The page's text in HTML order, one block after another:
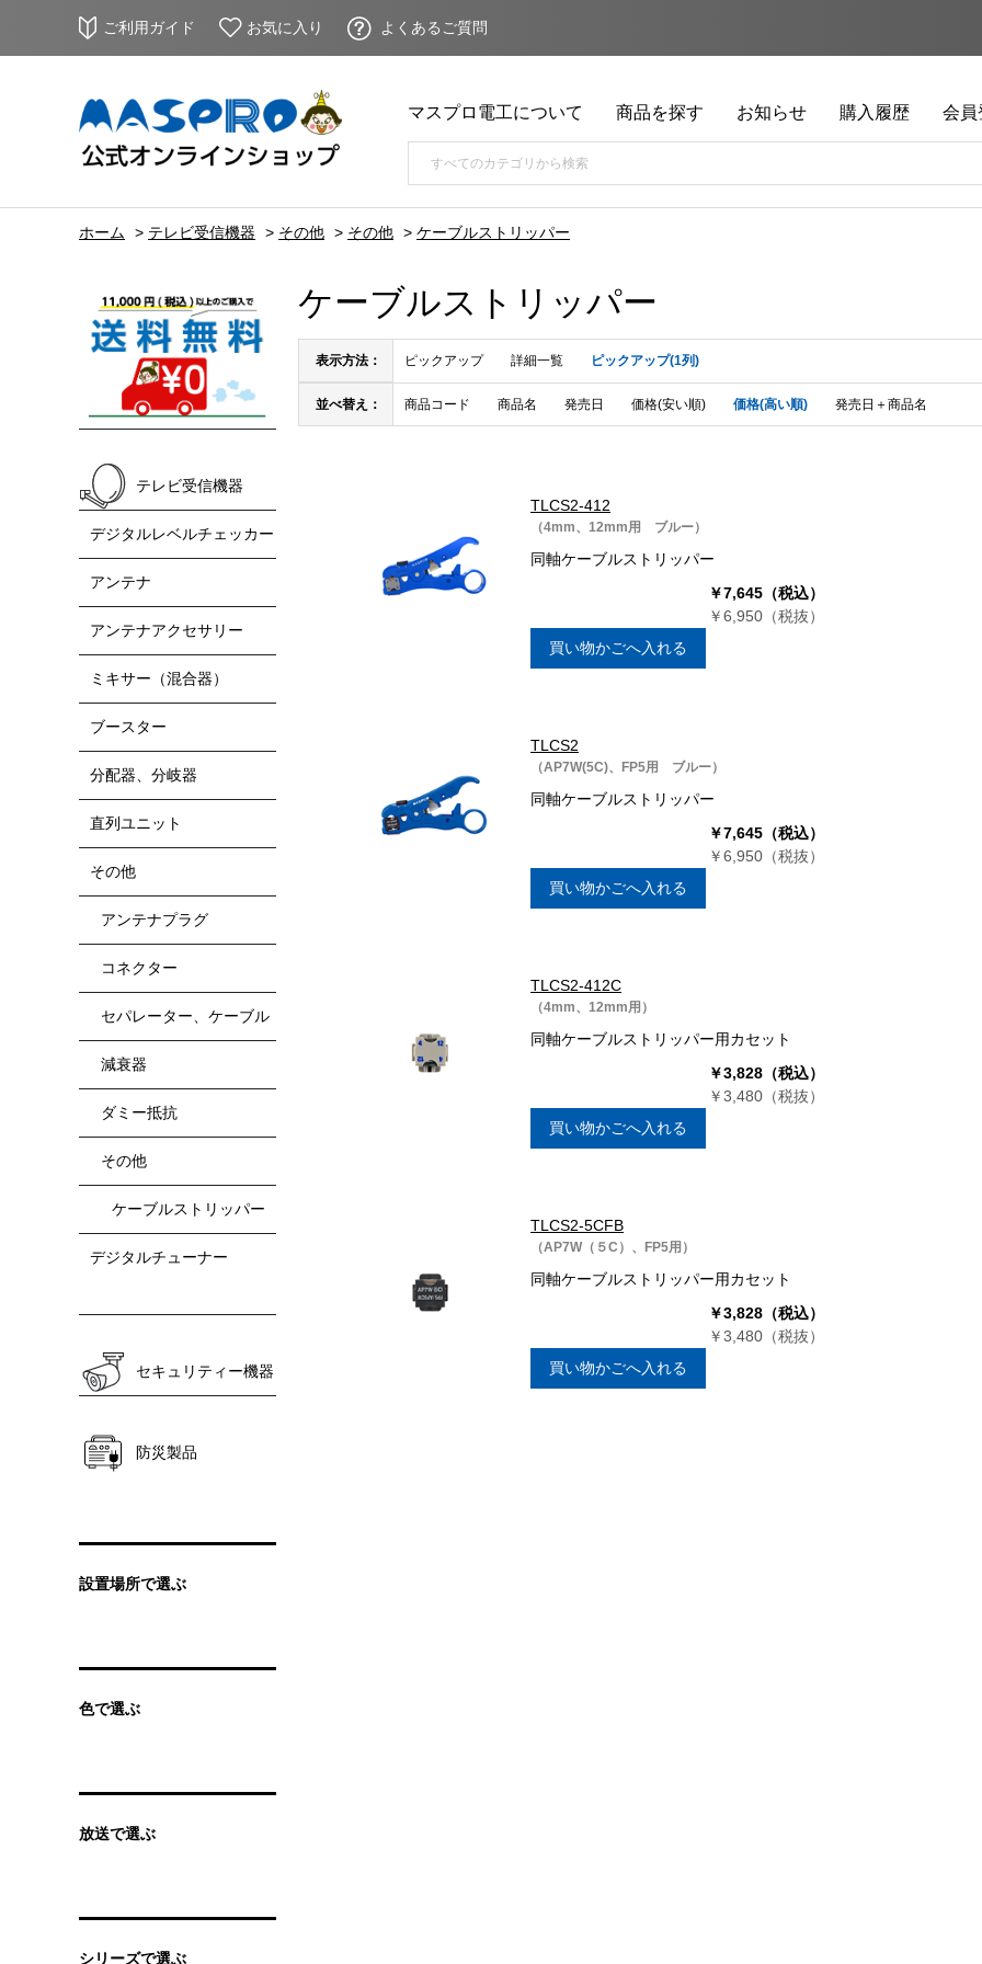
ご利用ガイド お気に入り よくあるご質問
マスプロ電工について 商品を探す お知らせ 購入履歴 会員
ホーム > テレビ受信機器 > その他 > その他 > ケーブルストリッパー
テレビ受信機器
デジタルレベルチェッカー
アンテナ
アンテナアクセサリー
ミキサー（混合器）
ブースター
分配器、分岐器
直列ユニット
その他
アンテナプラグ
コネクター
セパレーター、ケーブル
減衰器
ダミー抵抗
その他
ケーブルストリッパー
デジタルチューナー
セキュリティー機器
防災製品
設置場所で選ぶ
色で選ぶ
放送で選ぶ
シリーズで選ぶ
ケーブルストリッパー
表示方法： ピックアップ 詳細一覧 ピックアップ(1列)
並べ替え： 商品コード 商品名 発売日 価格(安い順) 価格(高い順) 発売日＋商品名
TLCS2-412
（4mm、12mm用 ブルー）
同軸ケーブルストリッパー
￥7,645（税込）
￥6,950（税抜）
買い物かごへ入れる
TLCS2
（AP7W(5C)、FP5用 ブルー）
同軸ケーブルストリッパー
￥7,645（税込）
￥6,950（税抜）
買い物かごへ入れる
TLCS2-412C
（4mm、12mm用）
同軸ケーブルストリッパー用カセット
￥3,828（税込）
￥3,480（税抜）
買い物かごへ入れる
TLCS2-5CFB
（AP7W（５C）、FP5用）
同軸ケーブルストリッパー用カセット
￥3,828（税込）
￥3,480（税抜）
買い物かごへ入れる